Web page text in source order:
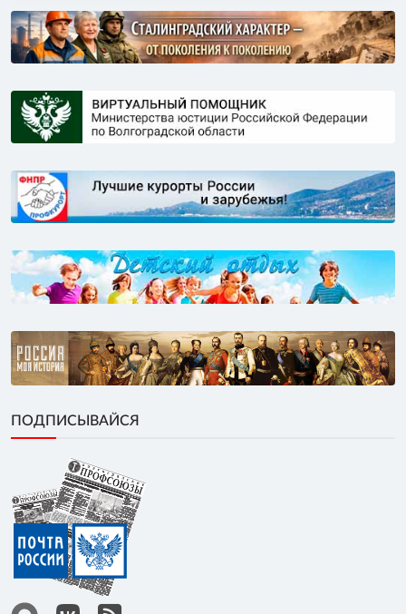
ПОДПИСЫВАЙСЯ